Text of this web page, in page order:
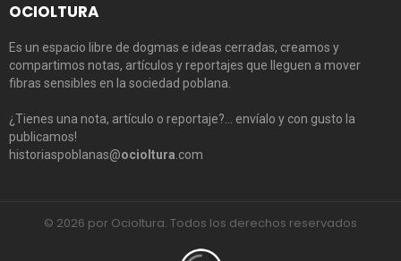
OCIOLTURA
Es un espacio libre de dogmas e ideas cerradas, creamos y
compartimos notas, artículos y reportajes que lleguen a mover
fibras sensibles en la sociedad poblana.
¿Tienes una nota, artículo o reportaje?… envíalo y con gusto la
publicamos!
historiaspoblanas@ocioltura.com
© 2026 por Ocioltura. Todos los derechos reservados